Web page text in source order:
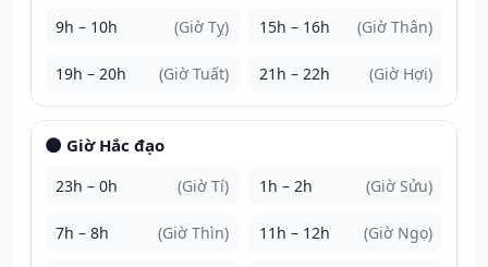
9h – 10h (Giờ Tỵ) 15h – 16h (Giờ Thân)
19h – 20h (Giờ Tuất) 21h – 22h (Giờ Hợi)
🌑 Giờ Hắc đạo
23h – 0h (Giờ Tí) 1h – 2h (Giờ Sửu)
7h – 8h (Giờ Thìn) 11h – 12h (Giờ Ngọ)